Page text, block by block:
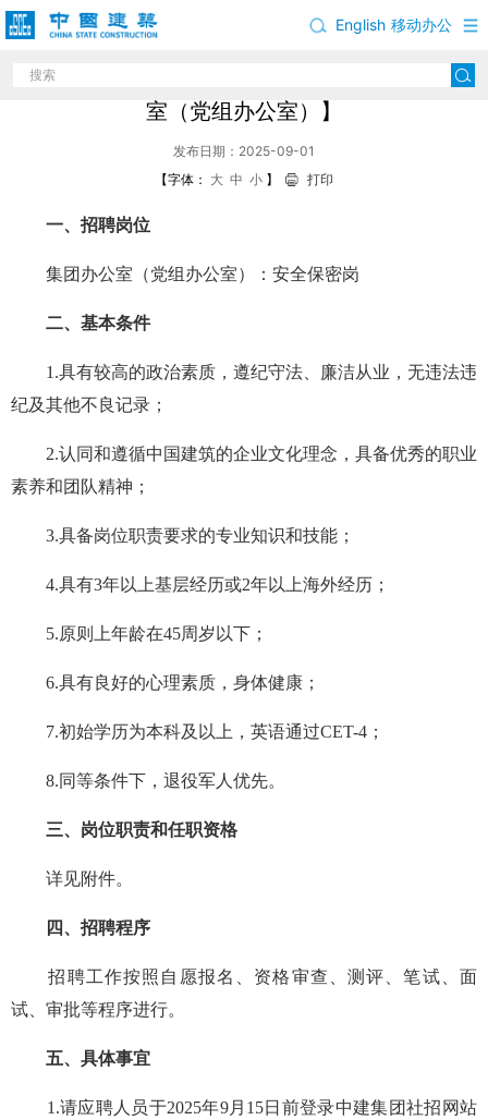
移动办公
English
中国建筑股份有限公司岗位招聘公告【集团办公
室（党组办公室）】
发布日期：2025-09-01
【字体： 大 中 小 】 打印
一、招聘岗位
集团办公室（党组办公室）：安全保密岗
二、基本条件
1.具有较高的政治素质，遵纪守法、廉洁从业，无违法违
纪及其他不良记录；
2.认同和遵循中国建筑的企业文化理念，具备优秀的职业
素养和团队精神；
3.具备岗位职责要求的专业知识和技能；
4.具有3年以上基层经历或2年以上海外经历；
5.原则上年龄在45周岁以下；
6.具有良好的心理素质，身体健康；
7.初始学历为本科及以上，英语通过CET-4；
8.同等条件下，退役军人优先。
三、岗位职责和任职资格
详见附件。
四、招聘程序
招聘工作按照自愿报名、资格审查、测评、笔试、面
试、审批等程序进行。
五、具体事宜
1.请应聘人员于2025年9月15日前登录中建集团社招网站